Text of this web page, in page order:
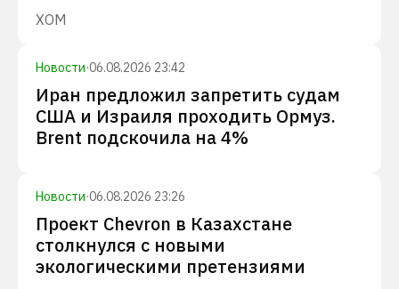
XOM
Новости·06.08.2026 23:42
Иран предложил запретить судам
США и Израиля проходить Ормуз.
Brent подскочила на 4%
Новости·06.08.2026 23:26
Проект Chevron в Казахстане
столкнулся с новыми
экологическими претензиями